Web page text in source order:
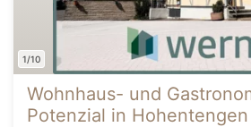
1/10
Wohnhaus- und
Potenzial in